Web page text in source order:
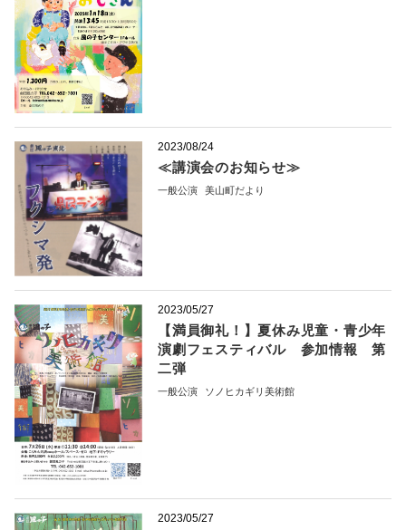
2023/08/24
≪講演会のお知らせ≫
一般公演 美山町だより
2023/05/27
【満員御礼！】夏休み児童・青少年
演劇フェスティバル 参加情報 第
二弾
一般公演 ソノヒカギリ美術館
2023/05/27